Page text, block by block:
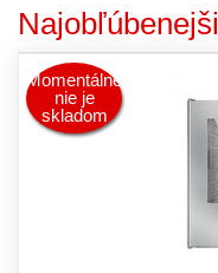
Momentálne
nie je
skladom